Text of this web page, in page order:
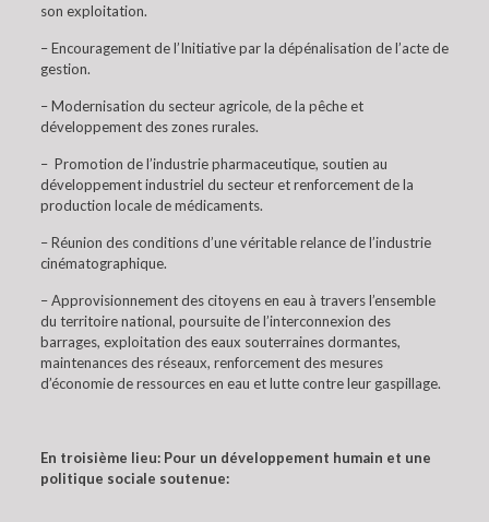
son exploitation.
– Encouragement de l’Initiative par la dépénalisation de l’acte de
gestion.
– Modernisation du secteur agricole, de la pêche et
développement des zones rurales.
– Promotion de l’industrie pharmaceutique, soutien au
développement industriel du secteur et renforcement de la
production locale de médicaments.
– Réunion des conditions d’une véritable relance de l’industrie
cinématographique.
– Approvisionnement des citoyens en eau à travers l’ensemble
du territoire national, poursuite de l’interconnexion des
barrages, exploitation des eaux souterraines dormantes,
maintenances des réseaux, renforcement des mesures
d’économie de ressources en eau et lutte contre leur gaspillage.
En troisième lieu: Pour un développement humain et une
politique sociale soutenue: